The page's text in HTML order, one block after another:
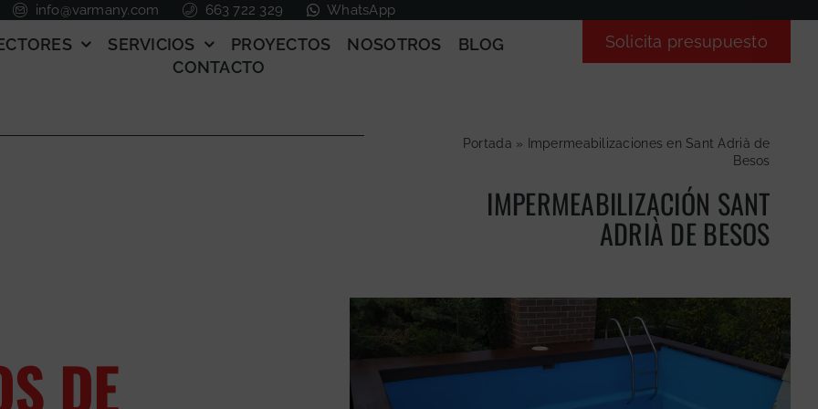
info@varmany.com 663 722 329 WhatsApp
SERVICIOS PROYECTOS NOSOTROS
BLOG
CONTACTO
Solicita presupuesto
Portada »
Impermeabilizaciones en Sant Adrià de
Besos
IMPERMEABILIZACIÓN SANT
ADRIÀ DE BESOS
DE